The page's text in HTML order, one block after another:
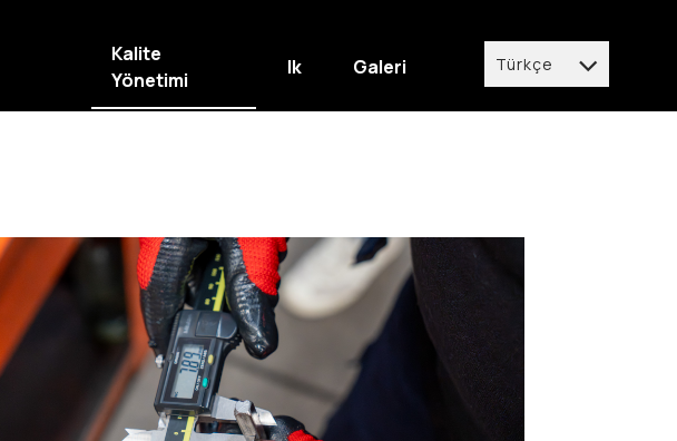
Kalite
Yönetimi
Ik Galeri
Türkçe